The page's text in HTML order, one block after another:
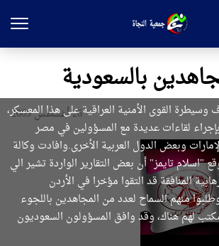
بالسعودية
26 أغسطس 2009
القوى الأمنية العراقية على هذا المعسكر،
لقاءات عديدة مع المسؤولين في مصر
وبعض الدول العربية الأخرى.وافادت وكالة
"اسلام تايمز" أن بعض التقارير الواردة تشير الي
المنافقة قد التقوا مؤخرا في الأردن
منهم السماح لعدد من المجاهدين باللجوء
لهم هناك، وقد وافق المسؤولون السعوديون